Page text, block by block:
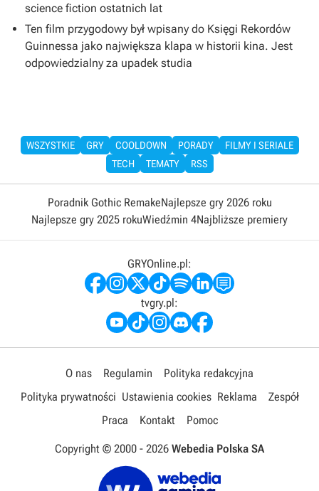
science fiction ostatnich lat
Ten film przygodowy był wpisany do Księgi Rekordów
Guinnessa jako największa klapa w historii kina. Jest
odpowiedzialny za upadek studia
WSZYSTKIE GRY COOLDOWN PORADY
FILMY I SERIALE
TECH
TEMATY RSS
Poradnik Gothic RemakeNajlepsze gry 2026 roku
Najlepsze gry 2025 rokuWiedźmin 4Najbliższe premiery
GRYOnline.pl:
tvgry.pl:
O nas Regulamin
Polityka redakcyjna
Polityka prywatności Ustawienia cookies Reklama
Zespół
Praca
Kontakt Pomoc
Copyright © 2000 - 2026 Webedia Polska SA